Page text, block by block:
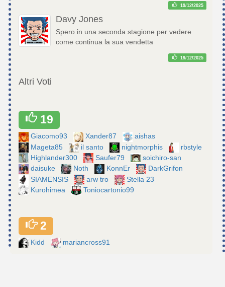
19/12/2025
Davy Jones
Spero in una seconda stagione per vedere
come continua la sua vendetta
19/12/2025
Altri Voti
19
Giacomo93 Xander87
aishas
Mageta85
il santo nightmorphis
rbstyle
Highlander300
Saufer79
soichiro-san
daisuke
Noth KonnEr
DarkGrifon
SIAMENSIS
arw tro
Stella 23
Kurohimea
Toniocartonio99
2
Kidd mariancross91